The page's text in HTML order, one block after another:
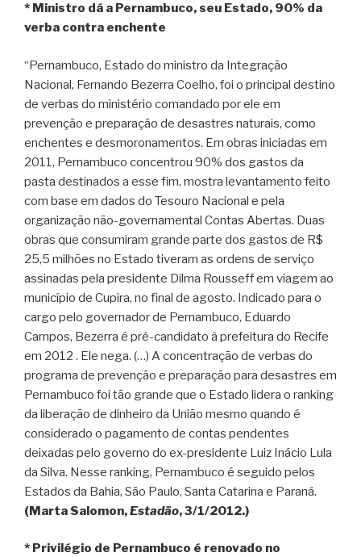
* Ministro dá a Pernambuco, seu Estado, 90% da
verba contra enchente
“Pernambuco, Estado do ministro da Integração
Nacional, Fernando Bezerra Coelho, foi o principal destino
de verbas do ministério comandado por ele em
prevenção e preparação de desastres naturais, como
enchentes e desmoronamentos. Em obras iniciadas em
2011, Pernambuco concentrou 90% dos gastos da
pasta destinados a esse fim, mostra levantamento feito
com base em dados do Tesouro Nacional e pela
organização não-governamental Contas Abertas. Duas
obras que consumiram grande parte dos gastos de R$
25,5 milhões no Estado tiveram as ordens de serviço
assinadas pela presidente Dilma Rousseff em viagem ao
município de Cupira, no final de agosto. Indicado para o
cargo pelo governador de Pernambuco, Eduardo
Campos, Bezerra é pré-candidato à prefeitura do Recife
em 2012 . Ele nega. (…) A concentração de verbas do
programa de prevenção e preparação para desastres em
Pernambuco foi tão grande que o Estado lidera o ranking
da liberação de dinheiro da União mesmo quando é
considerado o pagamento de contas pendentes
deixadas pelo governo do ex-presidente Luiz Inácio Lula
da Silva. Nesse ranking, Pernambuco é seguido pelos
Estados da Bahia, São Paulo, Santa Catarina e Paraná.
(Marta Salomon,Estadão, 3/1/2012.)
* Privilégio de Pernambuco é renovado no